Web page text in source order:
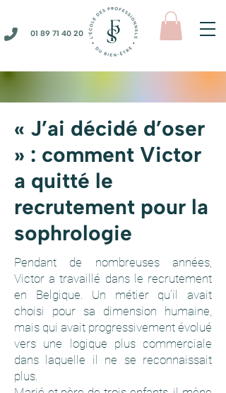
01 89 71 40 20
« J’ai décidé d’oser
» : comment Victor
a quitté le
recrutement pour la
sophrologie
Pendant de nombreuses années,
Victor a travaillé dans le recrutement
en Belgique. Un métier qu’il avait
choisi pour sa dimension humaine,
mais qui avait progressivement évolué
vers une logique plus commerciale
dans laquelle il ne se reconnaissait
plus.